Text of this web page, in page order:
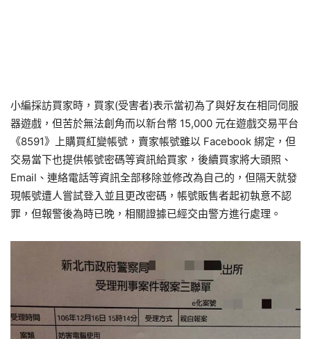
小編採訪買家時，買家(受害者)表示當初為了與好友在相同伺服
器遊戲，但苦於無法創角而以新台幣 15,000 元在遊戲交易平台
《8591》上購買紅變帳號，賣家帳號雖以 Facebook 綁定，但
交易當下也提供帳號密碼等資訊給買家，後續買家將大頭照、
Email、連絡電話等資訊全部移除並修改為自己的，但隔天就發
現帳號遭人嘗試登入並且更改密碼，帳號販售者起初執意不認
罪，但報警後為時已晚，相關證據已經交由警方進行處理。